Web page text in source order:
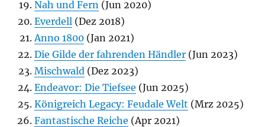
Nah und Fern (Jun 2020)
Everdell (Dez 2018)
Anno 1800 (Jan 2021)
Die Gilde der fahrenden Händler (Jun 2023)
Mischwald (Dez 2023)
Endeavor: Die Tiefsee (Jun 2025)
Königreich Legacy: Feudale Welt (Mrz 2025)
Fantastische Reiche (Apr 2021)